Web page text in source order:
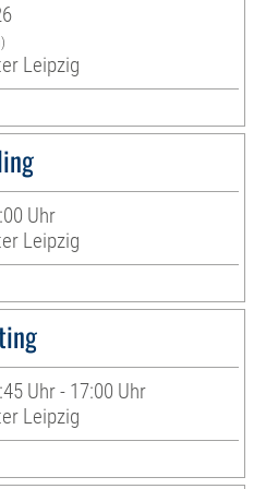
Leipzig
Uhr
Leipzig
Uhr - 17:00 Uhr
Leipzig